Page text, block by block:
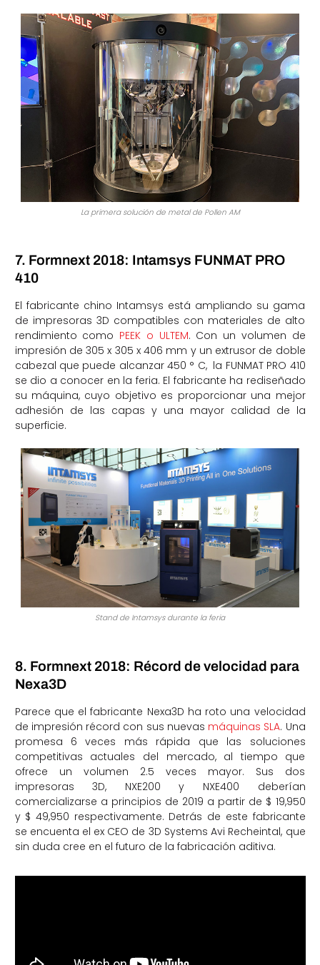
La primera solución de metal de Pollen AM
7. Formnext 2018: Intamsys FUNMAT PRO
410
El fabricante chino Intamsys está ampliando su gama
de impresoras 3D compatibles con materiales de alto
rendimiento como PEEK o ULTEM. Con un volumen de
impresión de 305 x 305 x 406 mm y un extrusor de doble
cabezal que puede alcanzar 450 ° C, la FUNMAT PRO 410
se dio a conocer en la feria. El fabricante ha rediseñado
su máquina, cuyo objetivo es proporcionar una mejor
adhesión de las capas y una mayor calidad de la
superficie.
Stand de Intamsys durante la feria
8. Formnext 2018: Récord de velocidad para
Nexa3D
Parece que el fabricante Nexa3D ha roto una velocidad
de impresión récord con sus nuevas máquinas SLA. Una
promesa 6 veces más rápida que las soluciones
competitivas actuales del mercado, al tiempo que
ofrece un volumen 2.5 veces mayor. Sus dos
impresoras 3D, NXE200 y NXE400 deberían
comercializarse a principios de 2019 a partir de $ 19,950
y $ 49,950 respectivamente. Detrás de este fabricante
se encuenta el ex CEO de 3D Systems Avi Recheintal, que
sin duda cree en el futuro de la fabricación aditiva.